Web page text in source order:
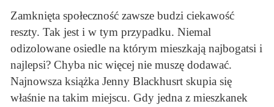
Zamknięta społeczność zawsze budzi ciekawość
reszty. Tak jest i w tym przypadku. Niemal
odizolowane osiedle na którym mieszkają najbogatsi i
najlepsi? Chyba nic więcej nie muszę dodawać.
Najnowsza książka Jenny Blackhusrt skupia się
właśnie na takim miejscu. Gdy jedna z mieszkanek